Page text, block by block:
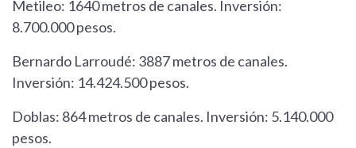
Metileo: 1640 metros de canales. Inversión:
8.700.000 pesos.
Bernardo Larroudé: 3887 metros de canales.
Inversión: 14.424.500 pesos.
Doblas: 864 metros de canales. Inversión: 5.140.000
pesos.